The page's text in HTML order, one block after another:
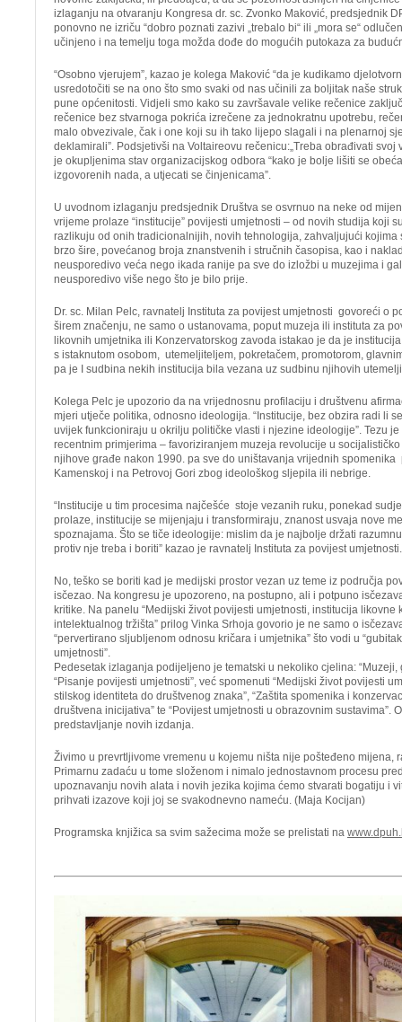
izlaganju na otvaranju Kongresa dr. sc. Zvonko Maković, predsjednik
ponovno ne izriču “dobro poznati zazivi „trebalo bi“ ili „mora se“
učinjeno i na temelju toga možda dođe do mogućih putokaza za
“Osobno vjerujem”, kazao je kolega Maković “da je kudikamo
usredotočiti se na ono što smo svaki od nas učinili za boljitak naše
pune općenitosti. Vidjeli smo kako su završavale velike rečenice
rečenice bez stvarnoga pokrića izrečene za jednokratnu upotrebu,
malo obvezivale, čak i one koji su ih tako lijepo slagali i na plenarnoj
deklamirali”. Podsjetivši na Voltaireovu rečenicu:„Treba obrađivati svoj
je okupljenima stav organizacijskog odbora “kako je bolje lišiti se
izgovorenih nada, a utjecati se činjenicama”.
U uvodnom izlaganju predsjednik Društva se osvrnuo na neke od
vrijeme prolaze “institucije” povijesti umjetnosti – od novih studija koji
razlikuju od onih tradicionalnijih, novih tehnologija, zahvaljujući kojima
brzo šire, povećanog broja znanstvenih i stručnih časopisa, kao i
neusporedivo veća nego ikada ranije pa sve do izložbi u muzejima i
neusporedivo više nego što je bilo prije.
Dr. sc. Milan Pelc, ravnatelj Instituta za povijest umjetnosti govoreći o
širem značenju, ne samo o ustanovama, poput muzeja ili instituta za
likovnih umjetnika ili Konzervatorskog zavoda istakao je da je
s istaknutom osobom, utemeljiteljem, pokretačem, promotorom,
pa je I sudbina nekih institucija bila vezana uz sudbinu njihovih
Kolega Pelc je upozorio da na vrijednosnu profilaciju i društvenu
mjeri utječe politika, odnosno ideologija. “Institucije, bez obzira radi li
uvijek funkcioniraju u okrilju političke vlasti i njezine ideologije”. Tezu
recentnim primjerima – favoriziranjem muzeja revolucije u
njihove građe nakon 1990. pa sve do uništavanja vrijednih spomenika
Kamenskoj i na Petrovoj Gori zbog ideološkog sljepila ili nebrige.
“Institucije u tim procesima najčešće stoje vezanih ruku, ponekad
prolaze, institucije se mijenjaju i transformiraju, znanost usvaja nove
spoznajama. Što se tiče ideologije: mislim da je najbolje držati
protiv nje treba i boriti” kazao je ravnatelj Instituta za povijest
No, teško se boriti kad je medijski prostor vezan uz teme iz područja
isčezao. Na kongresu je upozoreno, na postupno, ali i potpuno
kritike. Na panelu “Medijski život povijesti umjetnosti, institucija likovne
intelektualnog tržišta” prilog Vinka Srhoja govorio je ne samo o
“pervertirano sljubljenom odnosu kričara i umjetnika” što vodi u
umjetnosti”.
Pedesetak izlaganja podijeljeno je tematski u nekoliko cjelina: “Muzeji,
“Pisanje povijesti umjetnosti”, već spomenuti “Medijski život povijesti
stilskog identiteta do društvenog znaka”, “Zaštita spomenika i
društvena inicijativa” te “Povijest umjetnosti u obrazovnim sustavima”.
predstavljanje novih izdanja.
Živimo u prevrtljivome vremenu u kojemu ništa nije pošteđeno mijena,
Primarnu zadaću u tome složenom i nimalo jednostavnom procesu
upoznavanju novih alata i novih jezika kojima ćemo stvarati bogatiju i
prihvati izazove koji joj se svakodnevno nameću. (Maja Kocijan)
Programska knjižica sa svim sažecima može se prelistati na